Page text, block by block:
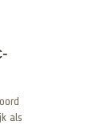
als